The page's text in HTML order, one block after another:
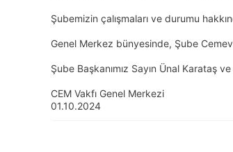
Şubemizin çalışmaları ve durumu
Genel Merkez bünyesinde, Şube
Şube Başkanımız Sayın Ünal Karataş
CEM Vakfı Genel Merkezi
01.10.2024